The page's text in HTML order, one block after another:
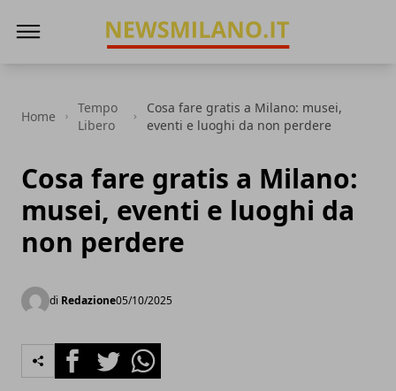
Home
Tempo
Libero
Cosa fare gratis a Milano: musei,
eventi e luoghi da non perdere
Cosa fare gratis a Milano:
musei, eventi e luoghi da
non perdere
di Redazione05/10/2025
FacebookTwitterWhatsapp